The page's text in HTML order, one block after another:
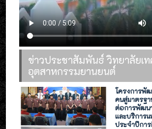
ข่าวประชาสัมพันธ์ วิทยาลัยเ
อุตสาหกรรมยานยนต์
โครงการพั
คนสู่มาตรฐ
ต่อการพัฒน
และบริการแ
ประจำปีกา